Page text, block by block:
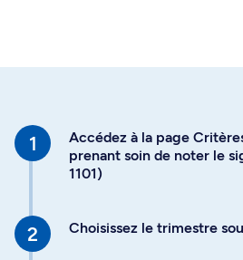
Accédez à la page
prenant soin de noter le
1101)
Choisissez le trimestre